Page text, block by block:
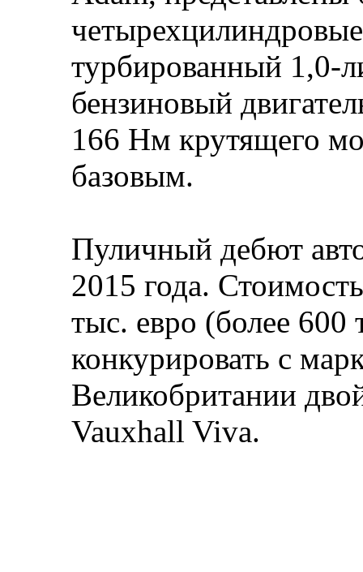
турбированный 1,0-
бензиновый
166 Нм крутящего
базовым.
Пуличный дебют
2015 года.
тыс. евро (более 600
конкурировать с
Великобритании
Vauxhall Viva.